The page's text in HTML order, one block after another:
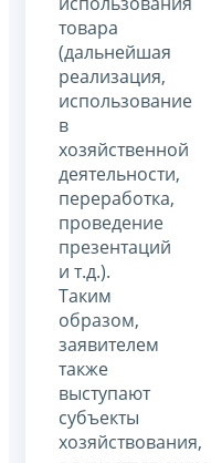
товара
(дальнейшая
реализация,
использование
в
хозяйственной
деятельности,
переработка,
проведение
презентаций
и т.д.).
Таким
образом,
заявителем
также
выступают
субъекты
хозяйствования,